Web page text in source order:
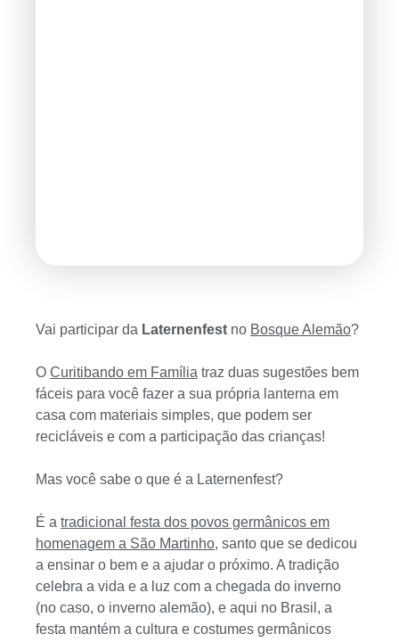
Vai participar da Laternenfest no Bosque Alemão?
O Curitibando em Família traz duas sugestões bem
fáceis para você fazer a sua própria lanterna em
casa com materiais simples, que podem ser
recicláveis e com a participação das crianças!
Mas você sabe o que é a Laternenfest?
É a tradicional festa dos povos germânicos em
homenagem a São Martinho, santo que se dedicou
a ensinar o bem e a ajudar o próximo. A tradição
celebra a vida e a luz com a chegada do inverno
(no caso, o inverno alemão), e aqui no Brasil, a
festa mantém a cultura e costumes germânicos